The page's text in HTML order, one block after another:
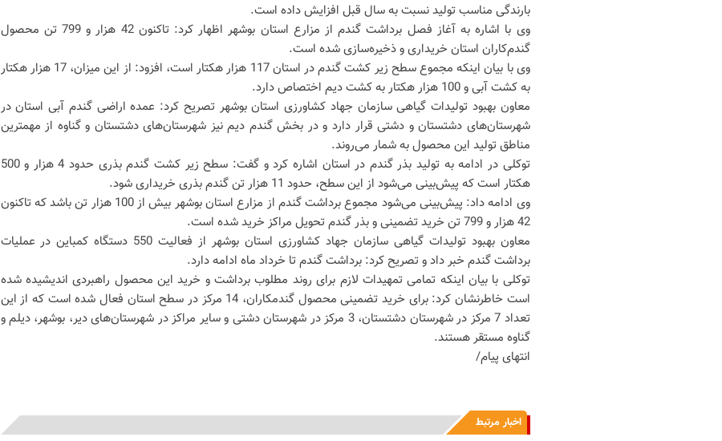
بارندگی مناسب تولید نسبت به سال قبل افزایش داده است.
وی با اشاره به آغاز فصل برداشت گندم از مزارع استان بوشهر اظهار کرد: تاکنون 42 هزار و 799 تن محصول
گندم‌کاران استان خریداری و ذخیره‌سازی شده است.
وی با بیان اینکه مجموع سطح زیر کشت گندم در استان 117 هزار هکتار است، افزود: از این میزان، 17 هزار هکتار
به کشت آبی و 100 هزار هکتار به کشت دیم اختصاص دارد.
معاون بهبود تولیدات گیاهی سازمان جهاد کشاورزی استان بوشهر تصریح کرد: عمده اراضی گندم آبی استان در
شهرستان‌های دشتستان و دشتی قرار دارد و در بخش گندم دیم نیز شهرستان‌های دشتستان و گناوه از مهمترین
مناطق تولید این محصول به شمار می‌روند.
توکلی در ادامه به تولید بذر گندم در استان اشاره کرد و گفت: سطح زیر کشت گندم بذری حدود 4 هزار و 500
هکتار است که پیش‌بینی می‌شود از این سطح، حدود 11 هزار تن گندم بذری خریداری شود.
وی ادامه داد: پیش‌بینی می‌شود مجموع برداشت گندم از مزارع استان بوشهر بیش از 100 هزار تن باشد که تاکنون
42 هزار و 799 تن خرید تضمینی و بذر گندم تحویل مراکز خرید شده است.
معاون بهبود تولیدات گیاهی سازمان جهاد کشاورزی استان بوشهر از فعالیت 550 دستگاه کمباین در عملیات
برداشت گندم خبر داد و تصریح کرد: برداشت گندم تا خرداد ماه ادامه دارد.
توکلی با بیان اینکه تمامی تمهیدات لازم برای روند مطلوب برداشت و خرید این محصول راهبردی اندیشیده شده
است خاطرنشان کرد: برای خرید تضمینی محصول گندمکاران، 14 مرکز در سطح استان فعال شده است که از این
تعداد 7 مرکز در شهرستان دشتستان، 3 مرکز در شهرستان دشتی و سایر مراکز در شهرستان‌های دیر، بوشهر، دیلم و
گناوه مستقر هستند.
انتهای پیام/
اخبار مرتبط